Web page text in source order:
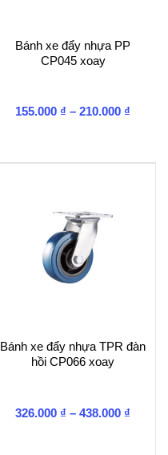
Bánh xe đẩy nhựa PP
CP045 xoay
155.000 ₫ – 210.000 ₫
Bánh xe đẩy nhựa TPR đàn
hồi CP066 xoay
326.000 ₫ – 438.000 ₫